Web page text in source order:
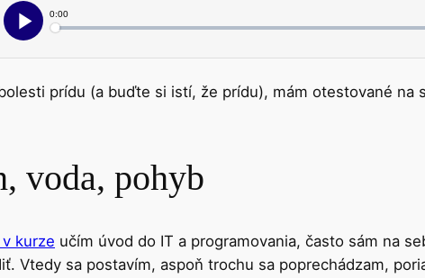
prídu (a buďte si istí, že prídu), mám otestované
voda, pohyb
v kurze učím úvod do IT a programovania, často sám na
Vtedy sa postavím, aspoň trochu sa poprechádzam,